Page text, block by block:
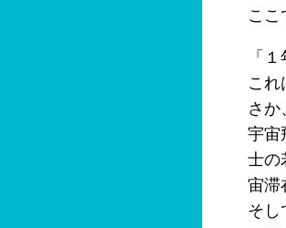
ここ
「
これ
さか
宇宙
士の
宙滞
そし